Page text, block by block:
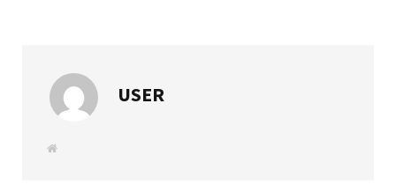
USER
W